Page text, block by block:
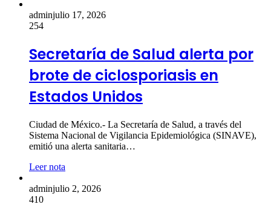
adminjulio 17, 2026
254
Secretaría de Salud alerta por
brote de ciclosporiasis en
Estados Unidos
Ciudad de México.- La Secretaría de Salud, a través del
Sistema Nacional de Vigilancia Epidemiológica (SINAVE),
emitió una alerta sanitaria…
Leer nota
adminjulio 2, 2026
410